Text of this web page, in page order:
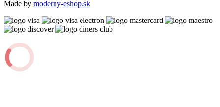
Made by moderny-eshop.sk